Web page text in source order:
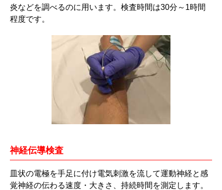
炎などを調べるのに用います。検査時間は30分～1時間
程度です。
神経伝導検査
皿状の電極を手足に付け電気刺激を流して運動神経と感
覚神経の伝わる速度・大きさ、持続時間を測定します。